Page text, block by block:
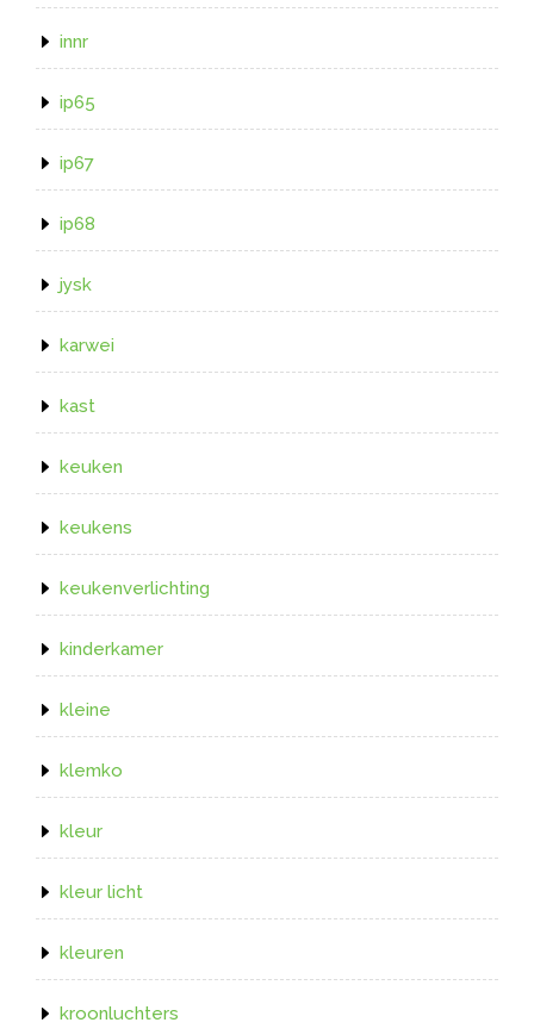
innr
ip65
ip67
ip68
jysk
karwei
kast
keuken
keukens
keukenverlichting
kinderkamer
kleine
klemko
kleur
kleur licht
kleuren
kroonluchters